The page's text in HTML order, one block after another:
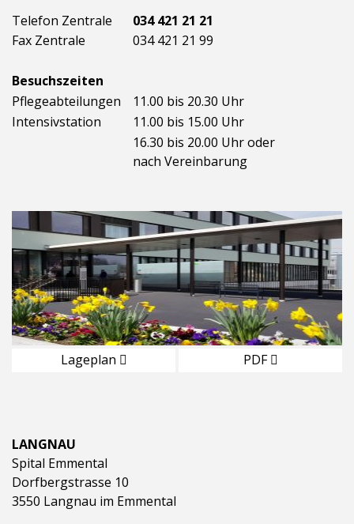
Telefon Zentrale
034 421 21 21
Fax Zentrale
034 421 21 99
Besuchszeiten
Pflegeabteilungen
11.00 bis 20.30 Uhr
Intensivstation
11.00 bis 15.00 Uhr
16.30 bis 20.00 Uhr oder
nach Vereinbarung
Lageplan PDF
LANGNAU
Spital Emmental
Dorfbergstrasse 10
3550 Langnau im Emmental